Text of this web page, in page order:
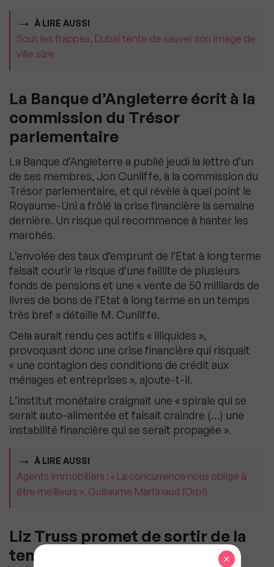
À LIRE AUSSI
Sous les frappes, Dubaï tente de sauver son image de
ville sûre
La Banque d’Angleterre écrit à la
commission du Trésor
parlementaire
La Banque d’Angleterre a publié jeudi la lettre d’un
de ses membres, Jon Cunliffe, à la commission du
Trésor parlementaire, et qui révèle à quel point le
Royaume-Uni a frôlé la crise financière la semaine
dernière. Un risque qui recommence à hanter les
marchés.
L’envolée des taux d’emprunt de l’Etat à long terme
faisait courir le risque d’une faillite de plusieurs
fonds de pensions et une « vente de 50 milliards de
livres de bons de l’Etat à long terme en un temps
très bref » détaille M. Cunliffe.
Cela aurait rendu ces actifs « illiquides »,
provoquant donc une crise financière qui risquait
« une contagion des conditions de crédit aux
ménages et entreprises », ajoute-t-il.
L’institut monétaire craignait une « spirale qui se
serait auto-alimentée et faisait craindre (…) une
instabilité financière qui se serait propagée ».
À LIRE AUSSI
Agents immobiliers : « La concurrence nous oblige à
être meilleurs », Guillaume Martinaud (Orpi)
Liz Truss promet de sortir de la
tempête
×